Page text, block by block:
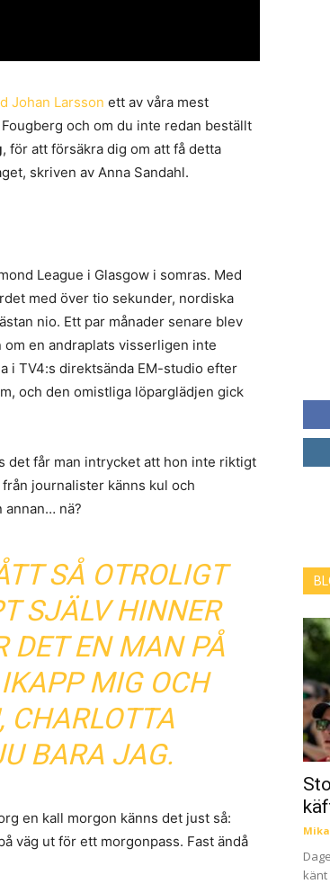
Johan Larsson ett av våra mest
och om du inte redan beställt
, för att försäkra dig om att få detta
skriven av Anna Sandahl.
League i Glasgow i somras. Med
med över tio sekunder, nordiska
nio. Ett par månader senare blev
en andraplats visserligen inte
i TV4:s direktsända EM-studio efter
och den omistliga löparglädjen gick
det får man intrycket att hon inte riktigt
journalister känns kul och
annan… nä?
SÅ OTROLIGT
SJÄLV HINNER
DET EN MAN PÅ
MIG OCH
CHARLOTTA
BARA JAG.
en kall morgon känns det just så:
väg ut för ett morgonpass. Fast ändå
känt